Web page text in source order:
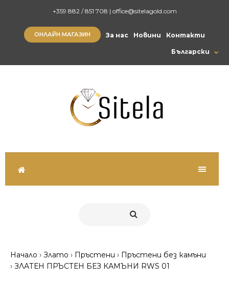
+359 882 / 851 708 | office@sitelagold.com
Български
ОНЛАЙН МАГАЗИН За нас Новини Контакти
Начало Злато Пръстени
Пръстени без камъни
ЗЛАТЕН ПРЪСТЕН БЕЗ КАМЪНИ RWS 01